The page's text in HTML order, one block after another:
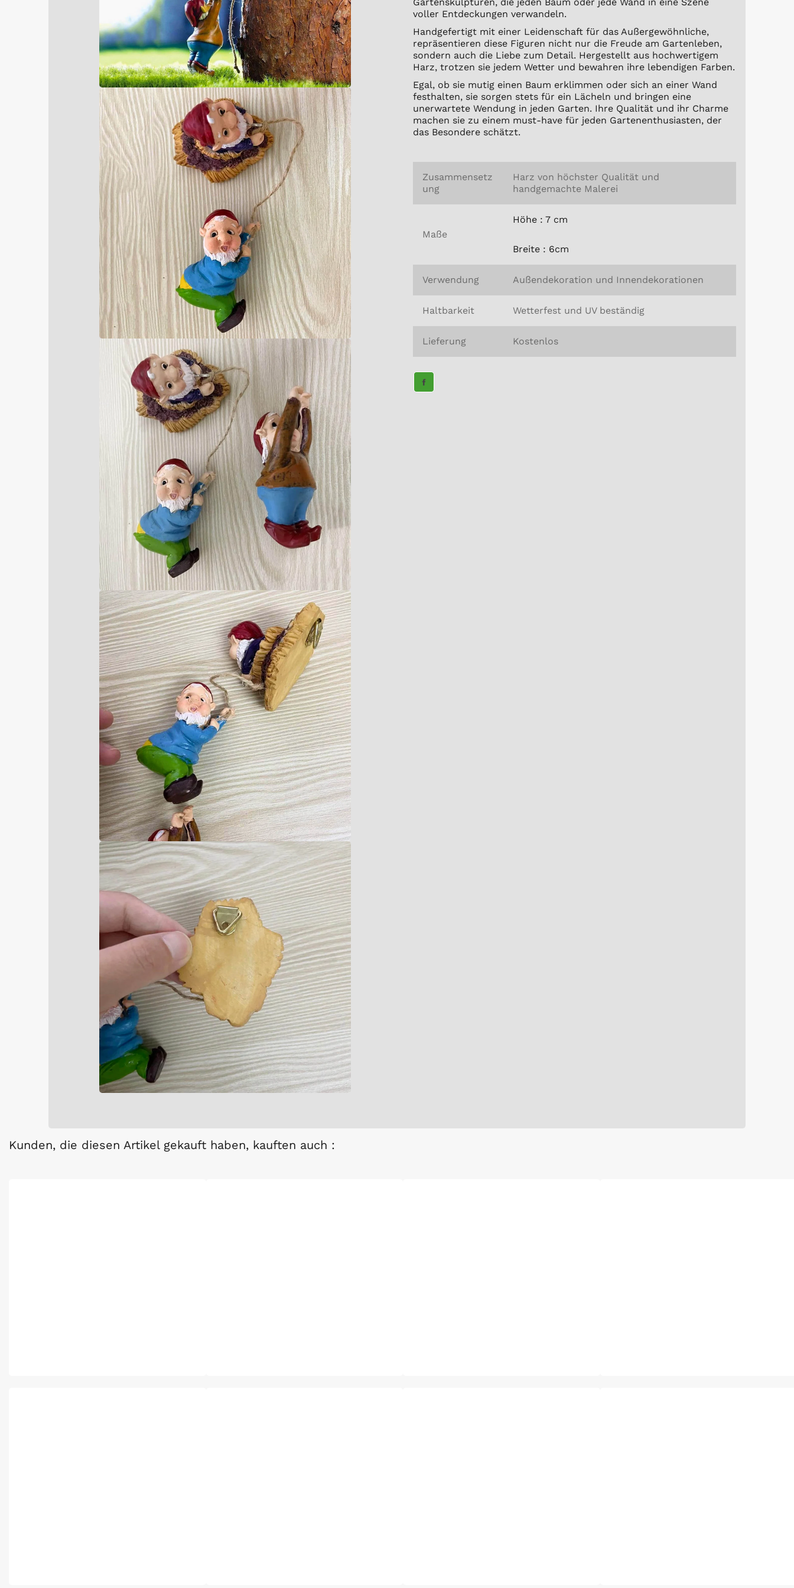
voller Entdeckungen verwandeln.
Handgefertigt mit einer Leidenschaft für das Außergewöhnliche,
repräsentieren diese Figuren nicht nur die Freude am Gartenleben,
sondern auch die Liebe zum Detail. Hergestellt aus hochwertigem
Harz, trotzen sie jedem Wetter und bewahren ihre lebendigen Farben.
Egal, ob sie mutig einen Baum erklimmen oder sich an einer Wand
festhalten, sie sorgen stets für ein Lächeln und bringen eine
unerwartete Wendung in jeden Garten. Ihre Qualität und ihr Charme
machen sie zu einem must-have für jeden Gartenenthusiasten, der
das Besondere schätzt.
Zusammensetz
ung
Harz von höchster Qualität und
handgemachte Malerei
Maße
Höhe : 7 cm
Breite : 6cm
Verwendung Außendekoration und Innendekorationen
Haltbarkeit Wetterfest und UV beständig
Lieferung Kostenlos
TEILE
Kunden, die diesen Artikel gekauft haben, kauften auch :